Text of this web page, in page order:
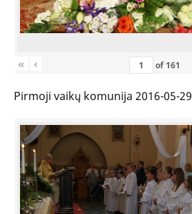
« ‹ of 161
Pirmoji vaikų komunija 2016-05-29